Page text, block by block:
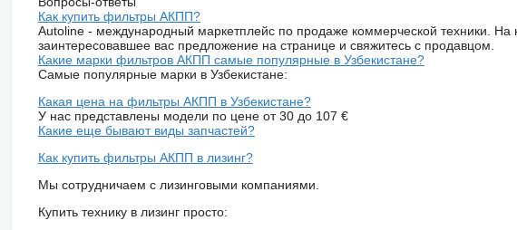
Как купить фильтры АКПП?
Autoline - международный маркетплейс по продаже коммерческой техники.
заинтересовавшее вас предложение на странице и свяжитесь с продавцом.
Какие марки фильтров АКПП самые популярные в Узбекистане?
Самые популярные марки в Узбекистане:
Какая цена на фильтры АКПП в Узбекистане?
У нас представлены модели по цене от 30 до 107 €
Какие еще бывают виды запчастей?
Как купить фильтры АКПП в лизинг?
Мы сотрудничаем с лизинговыми компаниями.
Купить технику в лизинг просто: